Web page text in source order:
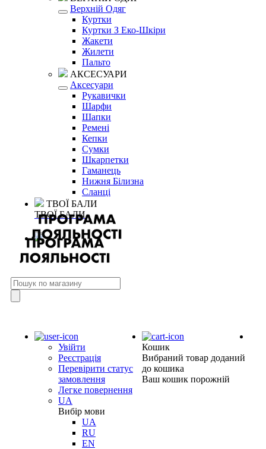
Верхній Одяг
Куртки
Куртки З Еко-Шкіри
Жакети
Жилети
Пальто
АКСЕСУАРИ
Аксесуари
Рукавички
Шарфи
Шапки
Ремені
Кепки
Сумки
Шкарпетки
Гаманець
Нижня Білизна
Сланці
ТВОЇ БАЛИ
ТВОЇ БАЛИ
Увійти
Реєстрація
Перевірити статус
замовлення
Легке повернення
UA
Вибір мови
UA
RU
EN
Кошик
Вибраний товар доданий
до кошика
Ваш кошик порожній